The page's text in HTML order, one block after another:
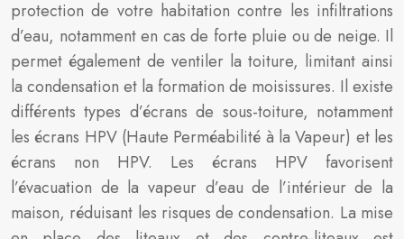
protection de votre habitation contre les infiltrations
d’eau, notamment en cas de forte pluie ou de neige. Il
permet également de ventiler la toiture, limitant ainsi
la condensation et la formation de moisissures. Il existe
différents types d’écrans de sous-toiture, notamment
les écrans HPV (Haute Perméabilité à la Vapeur) et les
écrans non HPV. Les écrans HPV favorisent
l’évacuation de la vapeur d’eau de l’intérieur de la
maison, réduisant les risques de condensation. La mise